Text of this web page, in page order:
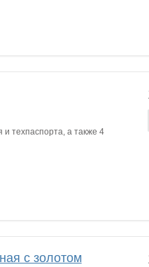
и техпаспорта, а также 4
с золотом